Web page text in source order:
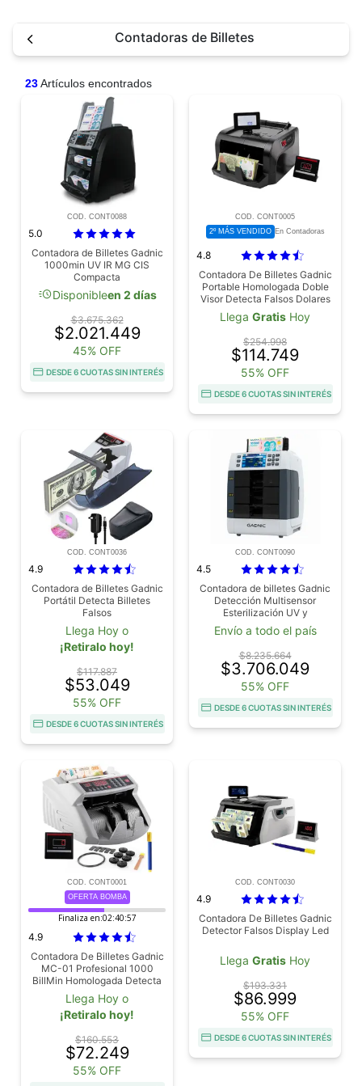
Contadoras de Billetes
23Artículos encontrados
COD. CONT0088
5.0
Contadora de Billetes Gadnic
1000min UV IR MG CIS
Compacta
acuteDisponibleen 2 días
$3.675.362
$2.021.449
45% OFF
DESDE 6 CUOTAS SIN INTERÉS
COD. CONT0005
2º MÁS VENDIDO En Contadoras
4.8
Contadora De Billetes Gadnic
Portable Homologada Doble
Visor Detecta Falsos Dolares
Euros Pesos
Llega Gratis Hoy
$254.998
$114.749
55% OFF
DESDE 6 CUOTAS SIN INTERÉS
COD. CONT0036
4.9
Contadora de Billetes Gadnic
Portátil Detecta Billetes
Falsos
Llega Hoy o
¡Retiralo hoy!
$117.887
$53.049
55% OFF
DESDE 6 CUOTAS SIN INTERÉS
COD. CONT0090
4.5
Contadora de billetes Gadnic
Detección Multisensor
Esterilización UV y
Clasificación Multidivisa
Envío a todo el país
$8.235.664
$3.706.049
55% OFF
DESDE 6 CUOTAS SIN INTERÉS
COD. CONT0001
OFERTA BOMBA
Finaliza en:02:40:56
4.9
Contadora De Billetes Gadnic
MC-01 Profesional 1000
BillMin Homologada Detecta
Falsos
Llega Hoy o
¡Retiralo hoy!
$160.553
$72.249
55% OFF
COD. CONT0030
4.9
Contadora De Billetes Gadnic
Detector Falsos Display Led
Llega Gratis Hoy
$193.331
$86.999
55% OFF
DESDE 6 CUOTAS SIN INTERÉS